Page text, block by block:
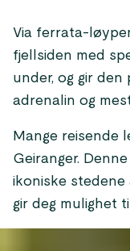
Via ferrata-
fjellsiden med
under, og gir
adrenalin og
Mange reisende
Geiranger.
ikoniske stedene
gir deg mulighet